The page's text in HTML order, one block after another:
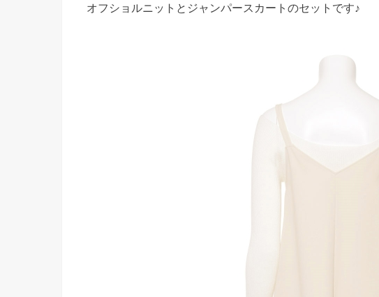
オフショルニットとジャンパースカートのセットです♪